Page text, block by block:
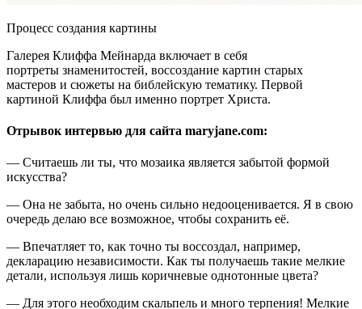
Процесс создания картины
Галерея Клиффа Мейнарда включает в себя
портреты знаменитостей, воссоздание картин старых
мастеров и сюжеты на библейскую тематику. Первой
картиной Клиффа был именно портрет Христа.
Отрывок интервью для сайта maryjane.com:
— Считаешь ли ты, что мозаика является забытой формой
искусства?
— Она не забыта, но очень сильно недооценивается. Я в свою
очередь делаю все возможное, чтобы сохранить её.
— Впечатляет то, как точно ты воссоздал, например,
декларацию независимости. Как ты получаешь такие мелкие
детали, используя лишь коричневые однотонные цвета?
— Для этого необходим скальпель и много терпения! Мелкие